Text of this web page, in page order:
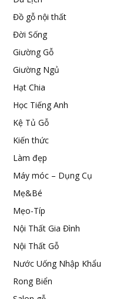
Đồ gỗ nội thất
Đời Sống
Giường Gỗ
Giường Ngủ
Hạt Chia
Học Tiếng Anh
Kệ Tủ Gỗ
Kiến thức
Làm đẹp
Máy móc – Dụng Cụ
Mẹ&Bé
Mẹo-Típ
Nội Thất Gia Đình
Nội Thất Gỗ
Nước Uống Nhập Khẩu
Rong Biển